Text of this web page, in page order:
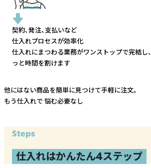
契約、発注、支払いなど
仕入れプロセスが効率化
仕入れにまつわる業務がワンストップで完結し、
っと時間を割けます
他にはない商品を簡単に見つけて手軽に注文。
もう仕入れで 悩む必要なし
Steps
仕入れはかんたん4ステップ